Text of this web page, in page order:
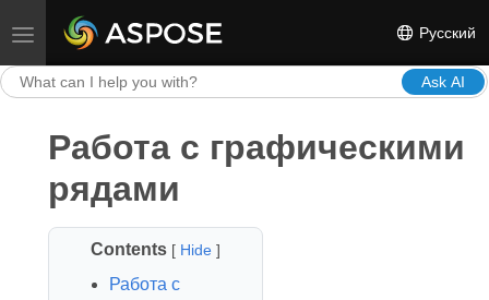
Toggle navigation Русский
Ask AI
Работа с графическими
рядами
Contents [ Hide]
Работа с